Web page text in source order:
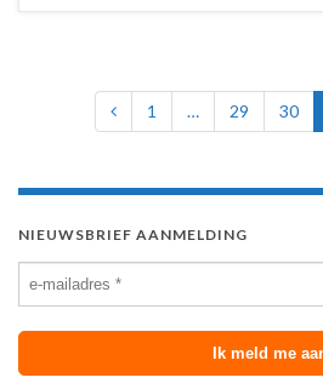
1 … 29 30
NIEUWSBRIEF AANMELDING